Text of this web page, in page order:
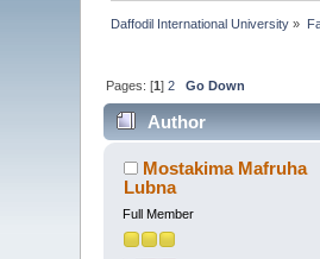
Daffodil International University »
Pages: [1]2 Go Down
Author
Mostakima Mafruha
Lubna
Full Member